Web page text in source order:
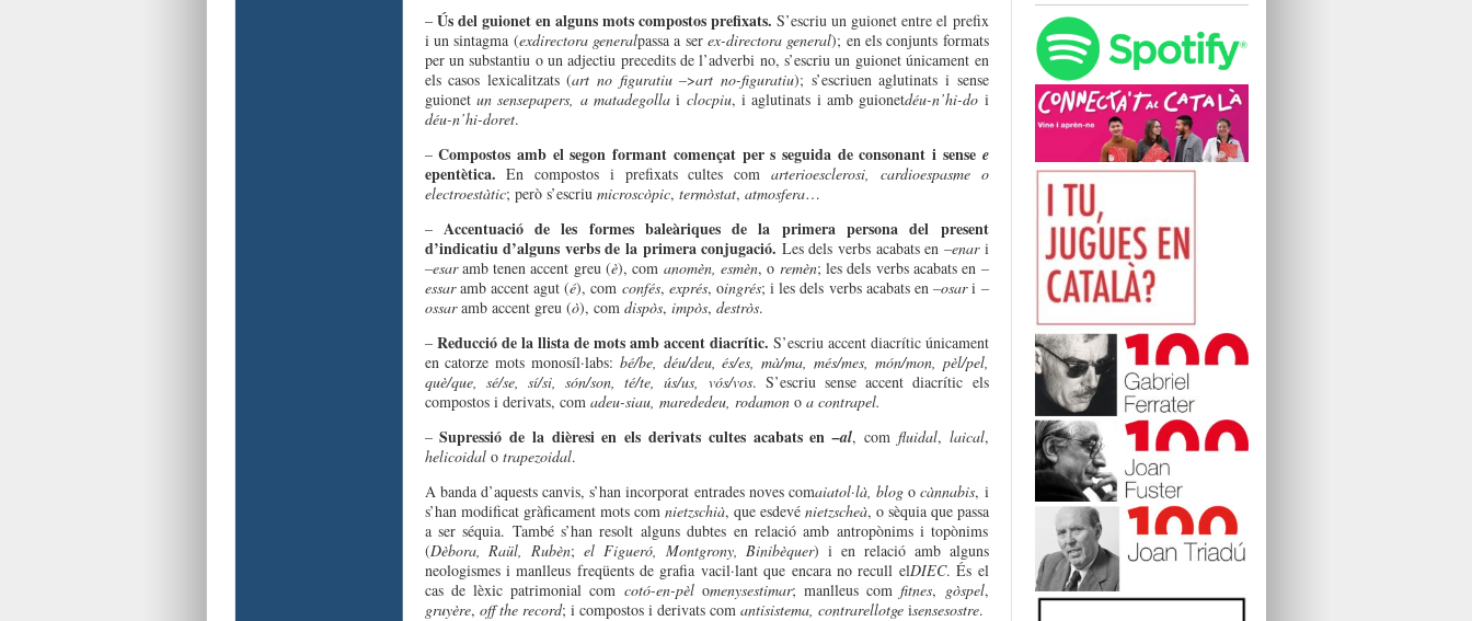
– Ús del guionet en alguns mots compostos prefixats. S’escriu un guionet entre el prefix
i un sintagma (exdirectora generalpassa a ser ex-directora general); en els conjunts formats
per un substantiu o un adjectiu precedits de l’adverbi no, s’escriu un guionet únicament en
els casos lexicalitzats (art no figuratiu–>art no-figuratiu); s’escriuen aglutinats i sense
guionet un sensepapers, a matadegollai clocpiu, i aglutinats i amb guionetdéu-n’hi-do i
déu-n’hi-doret.
–Compostos amb el segon formant començat per s seguida de consonant i sense e
epentètica. En compostos i prefixats cultes com arterioesclerosi, cardioespasme o
electroestàtic; però s’escriu microscòpic, termòstat, atmosfera…
– Accentuació de les formes baleàriques de la primera persona del present
d’indicatiu d’alguns verbs de la primera conjugació. Les dels verbs acabats en –enari
–esaramb tenen accent greu (è), com anomèn, esmèn, o remèn; les dels verbs acabats en –
essaramb accent agut (é), com confés, exprés, oingrés; i les dels verbs acabats en–osari –
ossaramb accent greu (ò), com dispòs, impòs, destròs.
– Reducció de la llista de mots amb accent diacrític. S’escriu accent diacrític únicament
en catorze mots monosíl·labs: bé/be, déu/deu, és/es, mà/ma, més/mes, món/mon, pèl/pel,
què/que, sé/se, sí/si, són/son, té/te, ús/us, vós/vos. S’escriu sense accent diacrític els
compostos i derivats, com adeu-siau, marededeu, rodamono a contrapel.
–Supressió de la dièresi en els derivats cultes acabats en–al, com fluidal, laical,
helicoidalo trapezoidal.
A banda d’aquests canvis, s’han incorporat entrades noves comaiatol·là, blog ocànnabis, i
s’han modificat gràficament mots com nietzschià, que esdevé nietzscheà, o sèquia que passa
a ser séquia. També s’han resolt alguns dubtes en relació amb antropònims i topònims
(Dèbora, Raül, Rubèn; el Figueró, Montgrony, Binibèquer) i en relació amb alguns
neologismes i manlleus freqüents de grafia vacil·lant que encara no recull elDIEC. És el
cas de lèxic patrimonial com cotó-en-pèlomenysestimar; manlleus comfitnes, gòspel,
gruyère, off the record; i compostos i derivats com antisistema, contrarellotgeisensesostre.